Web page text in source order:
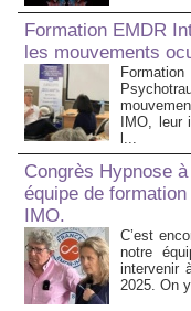
Formation EMDR
les mouvements
IMO, leur
l...
Congrès Hypnose
équipe de
IMO.
C’est
notre
intervenir
2025. On